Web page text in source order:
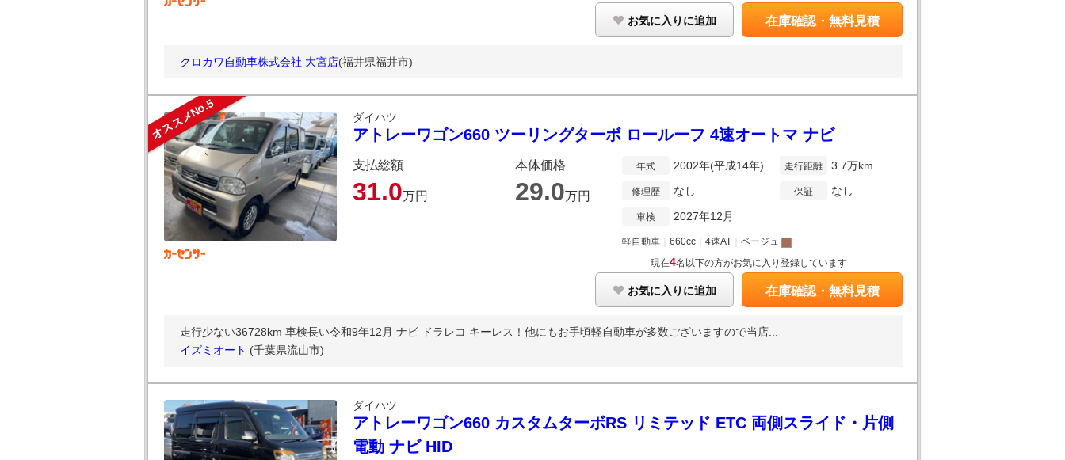
お気に入りに追加 在庫確認・無料見積
クロカワ自動車株式会社 大宮店(福井県福井市)
オススメNo.5 ダイハツ
アトレーワゴン660 ツーリングターボ ロールーフ 4速オートマ ナビ
支払総額
31.0万円
本体価格
29.0万円
年式 2002年(平成14年)
修理歴 なし
車検 2027年12月
走行距離 3.7万km
保証 なし
軽自動車 660cc 4速AT
ベージュ
現在4名以下の方がお気に入り登録しています
お気に入りに追加 在庫確認・無料見積
走行少ない36728km 車検長い令和9年12月 ナビ ドラレコ キーレス！他にもお手頃軽自動車が多数ございますので当店...
イズミオート (千葉県流山市)
ダイハツ
アトレーワゴン660 カスタムターボRS リミテッド ETC 両側スライド・片側
電動 ナビ HID